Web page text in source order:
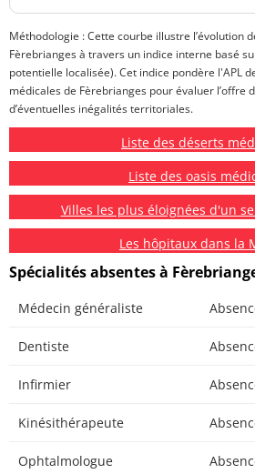
Méthodologie : Cette courbe illustre l’évolution
Fèrebrianges à travers un indice interne basé
potentielle localisée). Cet indice pondère l'APL
médicales de Fèrebrianges pour évaluer l’offre
d’éventuelles inégalités territoriales.
Liste des déserts
Liste des oasis
Villes les plus éloignées d'un
Les hôpitaux dans la
Spécialités absentes à
Médecin généraliste
Dentiste
Infirmier
Kinésithérapeute
Ophtalmologue